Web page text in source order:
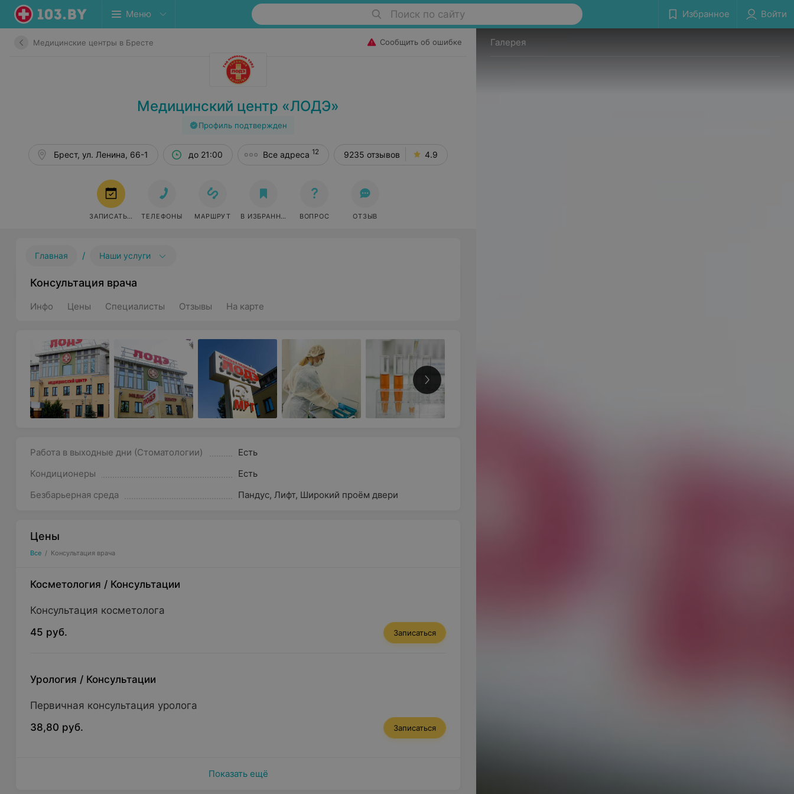
Меню Поиск по сайту Избранное Войти
Медицинские центры в Бресте Сообщить об ошибке
Медицинский центр «ЛОДЭ»
Профиль подтвержден
Брест, ул. Ленина, 66-1 до 21:00 Все адреса 12 9235 отзывов 4.9
ЗАПИСАТЬСЯ ТЕЛЕФОНЫ МАРШРУТ В ИЗБРАННОЕ ВОПРОС ОТЗЫВ
Главная / Наши услуги
Консультация врача
Инфо Цены Специалисты Отзывы На карте
Работа в выходные дни (Стоматологии)
Есть
Кондиционеры
Есть
Безбарьерная среда
Пандус,Лифт, Широкий проём двери
Цены
Все / Консультация врача
Косметология / Консультации
Консультация косметолога
45 руб.
Записаться
Урология / Консультации
Первичная консультация уролога
38,80 руб.
Записаться
Показать ещё
Галерея